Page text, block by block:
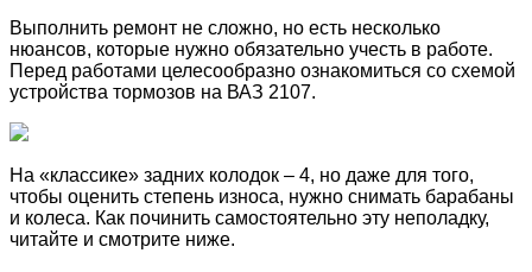
Выполнить ремонт не сложно, но есть несколько
нюансов, которые нужно обязательно учесть в работе.
Перед работами целесообразно ознакомиться со схемой
устройства тормозов на ВАЗ 2107.
На «классике» задних колодок – 4, но даже для того,
чтобы оценить степень износа, нужно снимать барабаны
и колеса. Как починить самостоятельно эту неполадку,
читайте и смотрите ниже.